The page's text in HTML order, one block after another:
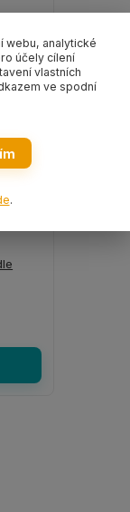
webu, analytické
účely cílení
vlastních
ve spodní
.